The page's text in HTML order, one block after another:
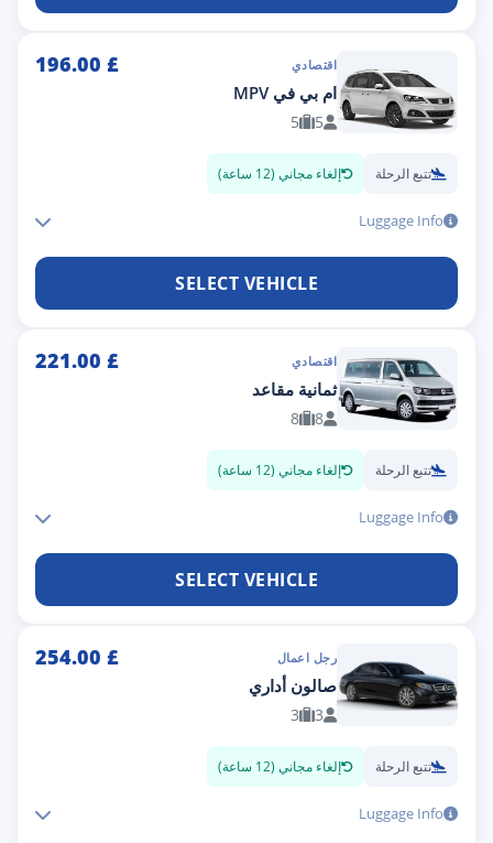
اقتصادي £
196.00
ام بي في MPV
5
5
تتبع الرحلة إلغاء مجاني (12 ساعة)
Luggage Info
SELECT VEHICLE
اقتصادي £
221.00
ثمانية مقاعد
8
8
تتبع الرحلة إلغاء مجاني (12 ساعة)
Luggage Info
SELECT VEHICLE
رجل اعمال £
254.00
صالون أداري
3
3
تتبع الرحلة إلغاء مجاني (12 ساعة)
Luggage Info